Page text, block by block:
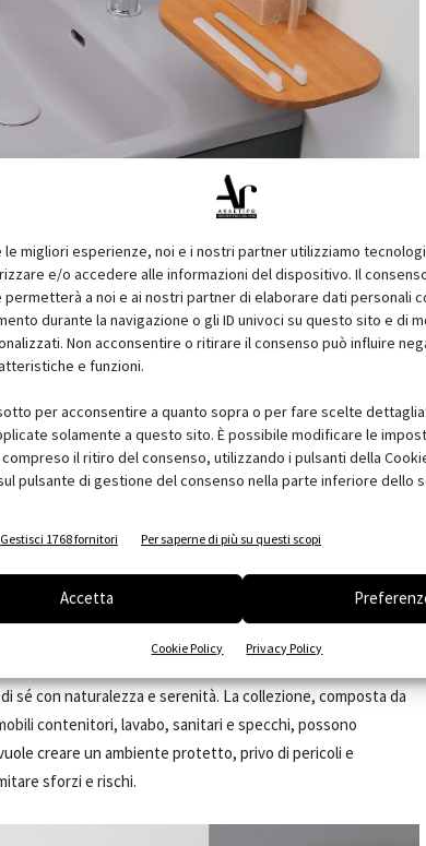
le migliori esperienze, noi e i nostri partner utilizziamo
e/o accedere alle informazioni del dispositivo. Il
a noi e ai nostri partner di elaborare dati personali
durante la navigazione o gli ID univoci su questo sito e di
Non acconsentire o ritirare il consenso può influire
e funzioni.
per acconsentire a quanto sopra o per fare scelte
solamente a questo sito. È possibile modificare le
il ritiro del consenso, utilizzando i pulsanti della
pulsante di gestione del consenso nella parte inferiore dello
Gestisci 1768 fornitori Per saperne di più su questi scopi
Accetta
Cookie Policy Privacy Policy
completi che permettono all’utente di muoversi in bagno
sé con naturalezza e serenità. La collezione, composta da
contenitori, lavabo, sanitari e specchi, possono
creare un ambiente protetto, privo di pericoli e
sforzi e rischi.